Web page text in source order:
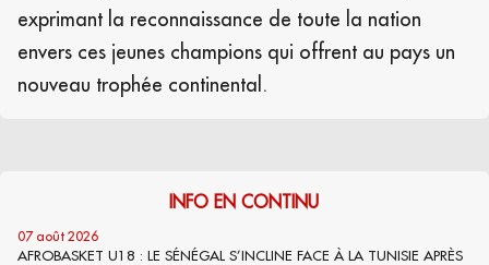
exprimant la reconnaissance de toute la nation
envers ces jeunes champions qui offrent au pays un
nouveau trophée continental.
INFO EN CONTINU
07 août 2026
AFROBASKET U18 : LE SÉNÉGAL S’INCLINE FACE À LA TUNISIE APRÈS